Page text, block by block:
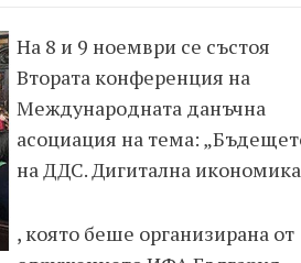
На 8 и 9 ноември се състоя
Втората конференция на
Международната данъчна
асоциация на тема:
на ДДС. Дигитална
, която беше организирана от